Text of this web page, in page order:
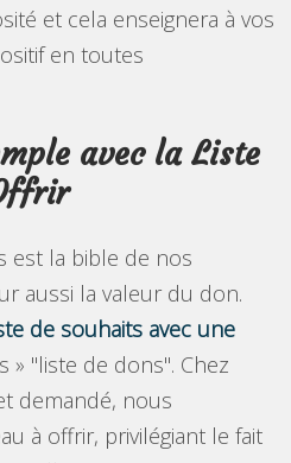
et cela enseignera à vos
en toutes
avec la Liste
est la bible de nos
aussi la valeur du don.
de souhaits avec une
» "liste de dons". Chez
demandé, nous
à offrir, privilégiant le fait